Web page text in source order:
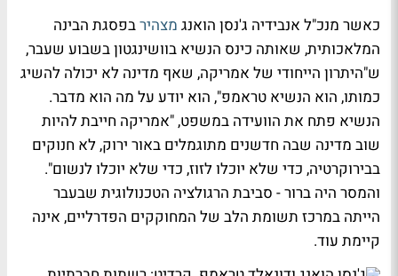
כאשר מנכ"ל אנבידיה ג'נסן הואנג מצהירבפסגת הבינה
המלאכותית, שאותה כינס הנשיא בוושינגטון בשבוע שעבר,
ש"היתרון הייחודי של אמריקה, שאף מדינה לא יכולה להשיג
כמותו, הוא הנשיא טראמפ", הוא יודע על מה הוא מדבר.
הנשיא פתח את הוועידה במשפט, "אמריקה חייבת להיות
שוב מדינה שבה חדשנים מתוגמלים באור ירוק, לא חנוקים
בבירוקרטיה, כדי שלא יוכלו לזוז, כדי שלא יוכלו לנשום".
והמסר היה ברור - סביבת הרגולציה הטכנולוגית שבעבר
הייתה במרכז תשומת הלב של המחוקקים הפדרליים, אינה
קיימת עוד.